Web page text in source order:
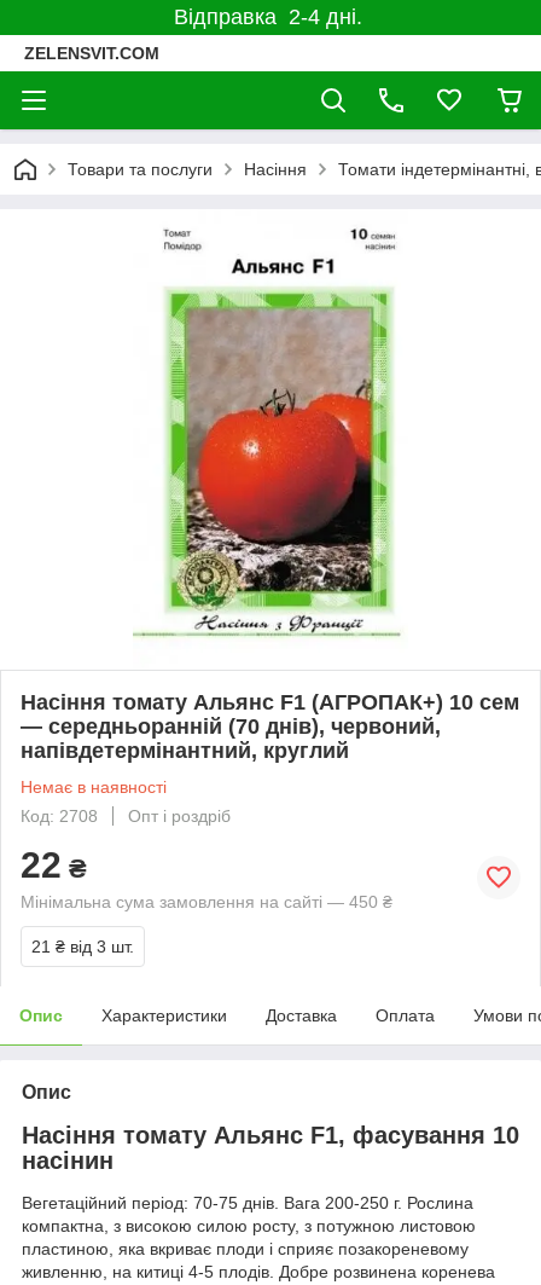
Відправка 2-4 дні.
ZELENSVIT.COM
Товари та послуги Насіння Томати індетермінантні,
Насіння томату Альянс F1 (АГРОПАК+) 10 сем
— середньоранній (70 днів), червоний,
напівдетермінантний, круглий
Немає в наявності
Код: 2708
Опт і роздріб
22 ₴
Мінімальна сума замовлення на сайті — 450 ₴
21 ₴ від 3 шт.
Опис Характеристики Доставка Оплата Умови
Опис
Насіння томату Альянс F1, фасування 10
насінин
Вегетаційний період: 70-75 днів. Вага 200-250 г. Рослина
компактна, з високою силою росту, з потужною листовою
пластиною, яка вкриває плоди і сприяє позакореневому
живленню, на китиці 4-5 плодів. Добре розвинена коренева